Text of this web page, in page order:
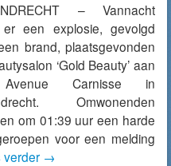
– Vannacht
een explosie, gevolgd
brand, plaatsgevonden
‘Gold Beauty’ aan
Carnisse in
Omwonenden
om 01:39 uur een harde
voor een melding
verder →